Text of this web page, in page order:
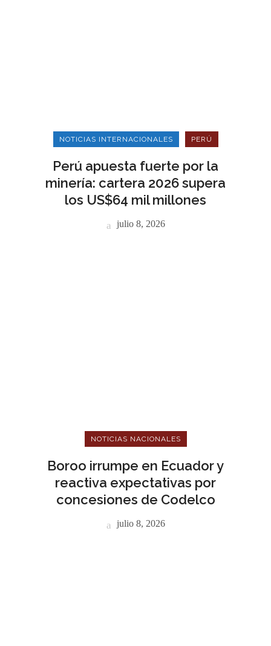
NOTICIAS INTERNACIONALES PERÚ
Perú apuesta fuerte por la
minería: cartera 2026 supera
los US$64 mil millones
julio 8, 2026
NOTICIAS NACIONALES
Boroo irrumpe en Ecuador y
reactiva expectativas por
concesiones de Codelco
julio 8, 2026